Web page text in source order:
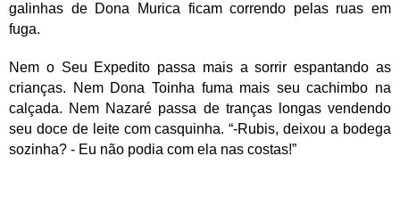
galinhas de Dona Murica ficam correndo pelas ruas em
fuga.
Nem o Seu Expedito passa mais a sorrir espantando as
crianças. Nem Dona Toinha fuma mais seu cachimbo na
calçada. Nem Nazaré passa de tranças longas vendendo
seu doce de leite com casquinha. “-Rubis, deixou a bodega
sozinha? - Eu não podia com ela nas costas!”